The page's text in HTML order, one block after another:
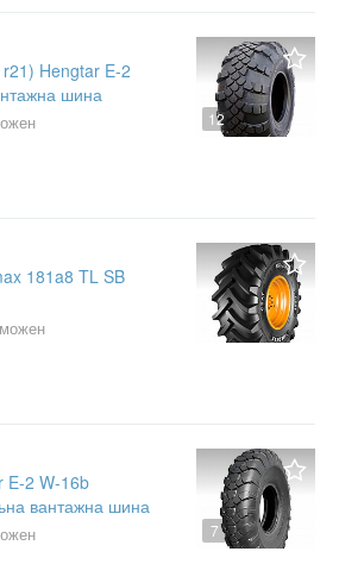
12
Hengtar E-2
шина
181a8 TL SB
7
E-2 W-16b
вантажна шина